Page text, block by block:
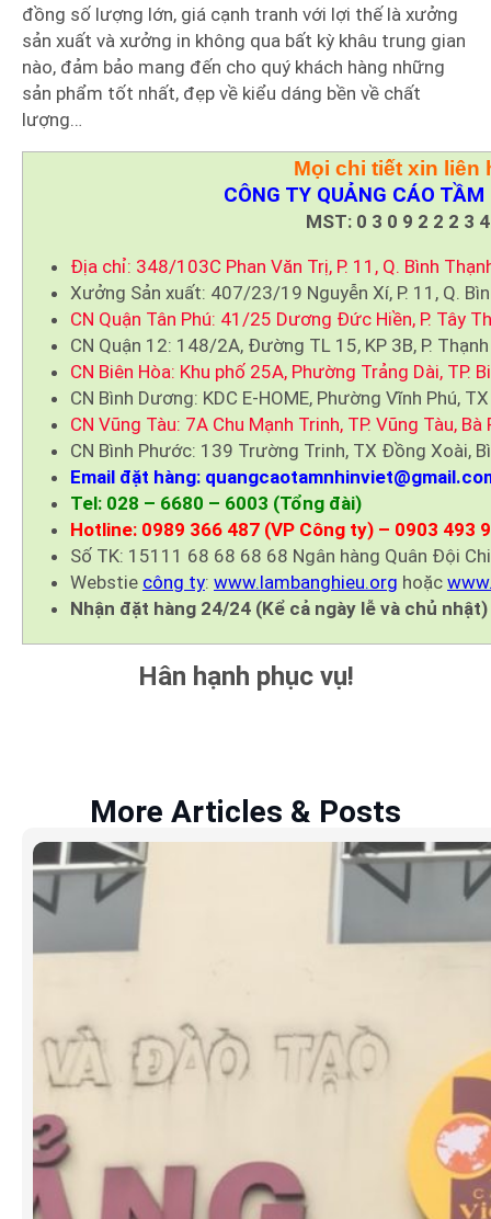
đồng số lượng lớn, giá cạnh tranh với lợi thế là xưởng
sản xuất và xưởng in không qua bất kỳ khâu trung gian
nào, đảm bảo mang đến cho quý khách hàng những
sản phẩm tốt nhất, đẹp về kiểu dáng bền về chất
lượng…
Mọi chi tiết xin liên
CÔNG TY QUẢNG CÁO
MST: 0 3 0 9 2 2 2 3
Địa chỉ: 348/103C Phan Văn Trị, P. 11, Q. Bình
Xưởng Sản xuất: 407/23/19 Nguyễn Xí, P. 11, Q.
CN Quận Tân Phú: 41/25 Dương Đức Hiền, P. Tây
CN Quận 12: 148/2A, Đường TL 15, KP 3B, P.
CN Biên Hòa: Khu phố 25A, Phường Trảng Dài, TP.
CN Bình Dương: KDC E-HOME, Phường Vĩnh Phú,
CN Vũng Tàu: 7A Chu Mạnh Trinh, TP. Vũng Tàu, Bà
CN Bình Phước: 139 Trường Trinh, TX Đồng Xoài,
Email đặt hàng:
Tel: 028 – 6680 – 6003 (Tổng đài)
Hotline: 0989 366 487 (VP Công ty) – 0903 493
Số TK: 15111 68 68 68 68 Ngân hàng Quân Đội
Webstie công ty: www.lambanghieu.org hoặc
Nhận đặt hàng 24/24 (Kể cả ngày lễ và chủ nhật)
Hân hạnh phục vụ!
More Articles & Posts